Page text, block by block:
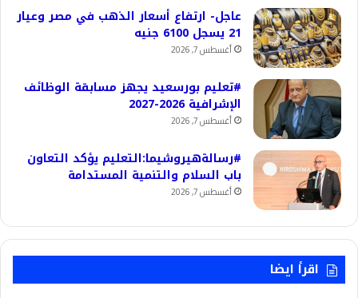
عاجل- ارتفاع أسعار الذهب في مصر وعيار
21 يسجل 6100 جنيه
أغسطس 7, 2026
#تعليم بورسعيد يجهز مسابقة الوظائف
الإشرافية 2026-2027
أغسطس 7, 2026
#رسالةهيروشيما:التعليم يؤكد التعاون
باب السلام والتنمية المستدامة
أغسطس 7, 2026
اقرأ ايضا